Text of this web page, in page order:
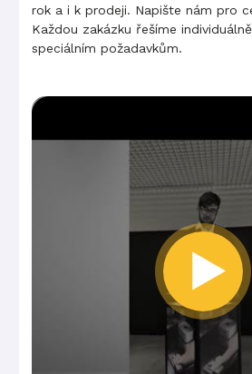
rok a i k prodeji. Napište nám pro
Každou zakázku řešíme
speciálním požadavkům.